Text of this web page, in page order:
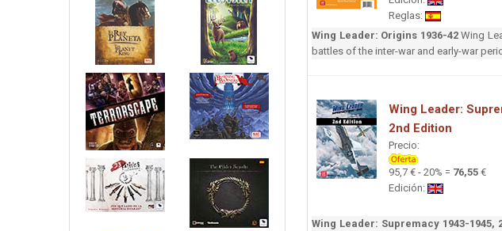
Reglas:
Wing Leader: Origins 1936-42Wing
battles of the inter-war and early-war
Wing Leader:
2nd Edition
Precio:
95,7 € - 20% = 76,55 €
Edición:
Wing Leader: Supremacy 1943-1945,